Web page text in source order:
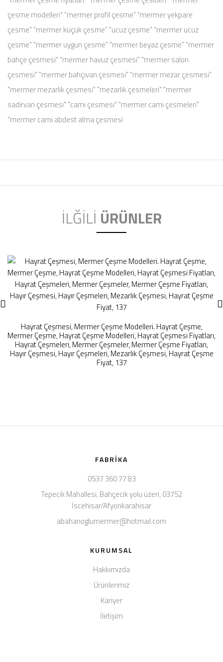
çesme modelleri" "mermer profil çesme" "mermer yekpare
çesme" "mermer küçük çesme" "ucuz çesme" "mermer ucuz
çesme" "mermer uygun çesme" "mermer beyaz çesme" "mermer
bahçe çesmesi" "mermer havuz çesmesi" "mermer salon
çesmesi" "mermer bahçivan çesmesi" "mermer mezar çesmesi"
"mermer mezarlik çesmesi" "mezarlik çesmeleri" "mermer
sadirvan çesmesi" "cami çesmesi" "mermer cami çesmeleri"
"mermer cami abdest alma çesmesi
İLĞİLİ ÜRÜNLER
Hayrat Çeşmesi, Mermer Çeşme Modelleri. Hayrat Çeşme,
Mermer Çeşme, Hayrat Çeşme Modelleri, Hayrat Çeşmesi Fiyatları,
Hayrat Çeşmeleri, Mermer Çeşmeler, Mermer Çeşme Fiyatları,
Hayır Çeşmesi, Hayır Çeşmeleri, Mezarlık Çeşmesi, Hayrat Çeşme
Fiyat, 137
FABRIKA
0537 360 77 83
Tepecik Mahallesi, Bahçecik yolu üzeri, 03752
İscehisar/Afyonkarahisar
abahanoglumermer@hotmail.com
KURUMSAL
Hakkımızda
Ürünlerimiz
Kariyer
İletişim